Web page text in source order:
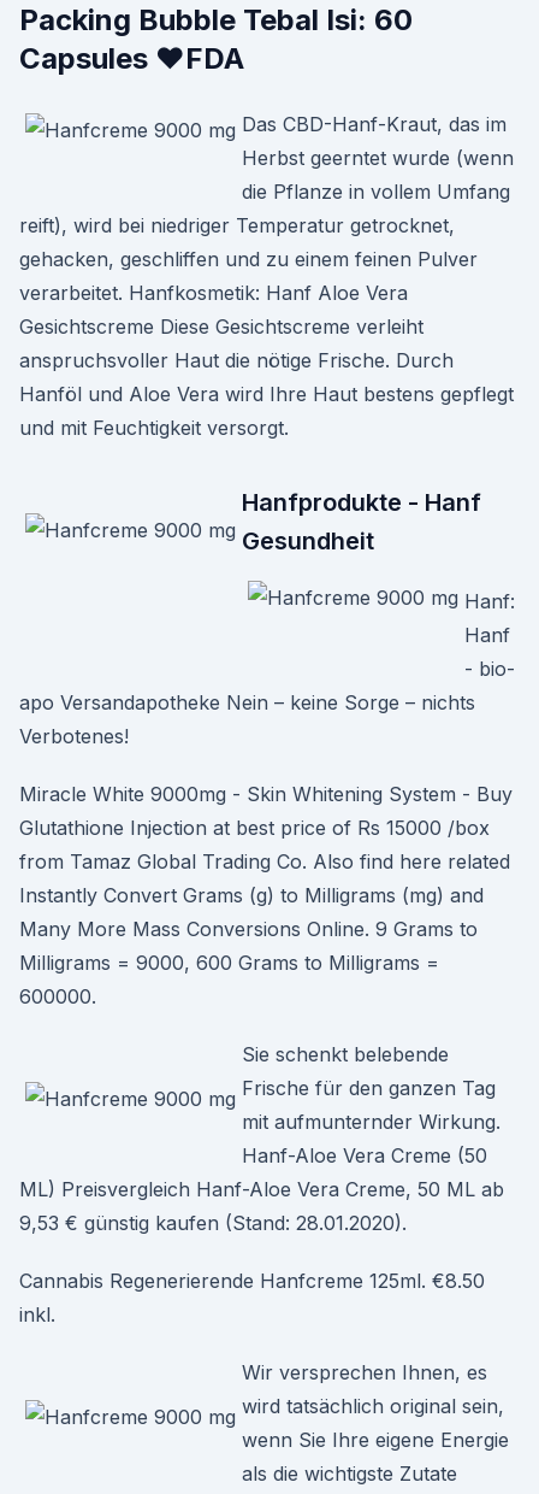
Packing Bubble Tebal Isi: 60
Capsules ❤️FDA
Das CBD-Hanf-Kraut, das im
Herbst geerntet wurde (wenn
die Pflanze in vollem Umfang
reift), wird bei niedriger Temperatur getrocknet,
gehacken, geschliffen und zu einem feinen Pulver
verarbeitet. Hanfkosmetik: Hanf Aloe Vera
Gesichtscreme Diese Gesichtscreme verleiht
anspruchsvoller Haut die nötige Frische. Durch
Hanföl und Aloe Vera wird Ihre Haut bestens gepflegt
und mit Feuchtigkeit versorgt.
Hanfprodukte - Hanf
Gesundheit
Hanf:
Hanf
- bio-
apo Versandapotheke Nein – keine Sorge – nichts
Verbotenes!
Miracle White 9000mg - Skin Whitening System - Buy
Glutathione Injection at best price of Rs 15000 /box
from Tamaz Global Trading Co. Also find here related
Instantly Convert Grams (g) to Milligrams (mg) and
Many More Mass Conversions Online. 9 Grams to
Milligrams = 9000, 600 Grams to Milligrams =
600000.
Sie schenkt belebende
Frische für den ganzen Tag
mit aufmunternder Wirkung.
Hanf-Aloe Vera Creme (50
ML) Preisvergleich Hanf-Aloe Vera Creme, 50 ML ab
9,53 € günstig kaufen (Stand: 28.01.2020).
Cannabis Regenerierende Hanfcreme 125ml. €8.50
inkl.
Wir versprechen Ihnen, es
wird tatsächlich original sein,
wenn Sie Ihre eigene Energie
als die wichtigste Zutate